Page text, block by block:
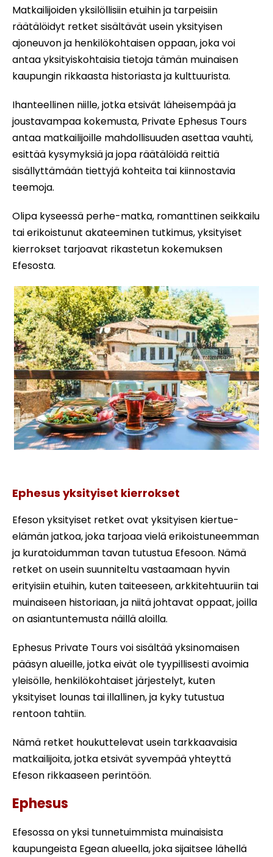
Matkailijoiden yksilöllisiin etuihin ja tarpeisiin
räätälöidyt retket sisältävät usein yksityisen
ajoneuvon ja henkilökohtaisen oppaan, joka voi
antaa yksityiskohtaisia tietoja tämän muinaisen
kaupungin rikkaasta historiasta ja kulttuurista.
Ihanteellinen niille, jotka etsivät läheisempää ja
joustavampaa kokemusta, Private Ephesus Tours
antaa matkailijoille mahdollisuuden asettaa vauhti,
esittää kysymyksiä ja jopa räätälöidä reittiä
sisällyttämään tiettyjä kohteita tai kiinnostavia
teemoja.
Olipa kyseessä perhe-matka, romanttinen seikkailu
tai erikoistunut akateeminen tutkimus, yksityiset
kierrokset tarjoavat rikastetun kokemuksen
Efesosta.
Ephesus yksityiset kierrokset
Efeson yksityiset retket ovat yksityisen kiertue-
elämän jatkoa, joka tarjoaa vielä erikoistuneemman
ja kuratoidumman tavan tutustua Efesoon. Nämä
retket on usein suunniteltu vastaamaan hyvin
erityisiin etuihin, kuten taiteeseen, arkkitehtuuriin tai
muinaiseen historiaan, ja niitä johtavat oppaat, joilla
on asiantuntemusta näillä aloilla.
Ephesus Private Tours voi sisältää yksinomaisen
pääsyn alueille, jotka eivät ole tyypillisesti avoimia
yleisölle, henkilökohtaiset järjestelyt, kuten
yksityiset lounas tai illallinen, ja kyky tutustua
rentoon tahtiin.
Nämä retket houkuttelevat usein tarkkaavaisia
matkailijoita, jotka etsivät syvempää yhteyttä
Efeson rikkaaseen perintöön.
Ephesus
Efesossa on yksi tunnetuimmista muinaisista
kaupungeista Egean alueella, joka sijaitsee lähellä